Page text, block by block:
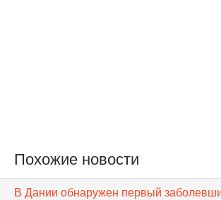
Похожие новости
В Дании обнаружен первый